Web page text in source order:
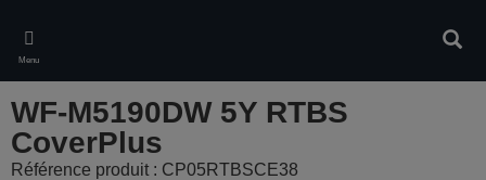
main
content
Menu
WF-M5190DW 5Y RTBS
CoverPlus
Référence produit : CP05RTBSCE38